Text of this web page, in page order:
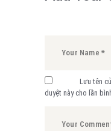
Lưu tên
duyệt này cho lần